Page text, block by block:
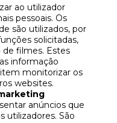
ao utilizador
pessoais. Os
são utilizados, por
solicitadas,
filmes. Estes
informação
monitorizar os
websites.
anúncios que
utilizadores. São